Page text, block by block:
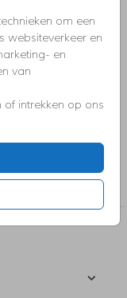
om een
websiteverkeer en
en
van
of intrekken op ons
in zomerse
jubileum,
BBQ of verjaardag.